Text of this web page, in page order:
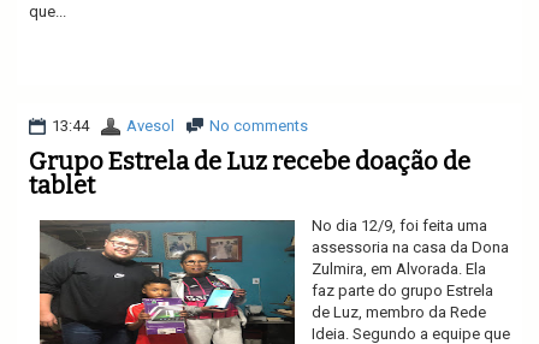
que...
13:44 Avesol No comments
Grupo Estrela de Luz recebe doação de
tablet
No dia 12/9, foi feita uma
assessoria na casa da Dona
Zulmira, em Alvorada. Ela
faz parte do grupo Estrela
de Luz, membro da Rede
Ideia. Segundo a equipe que